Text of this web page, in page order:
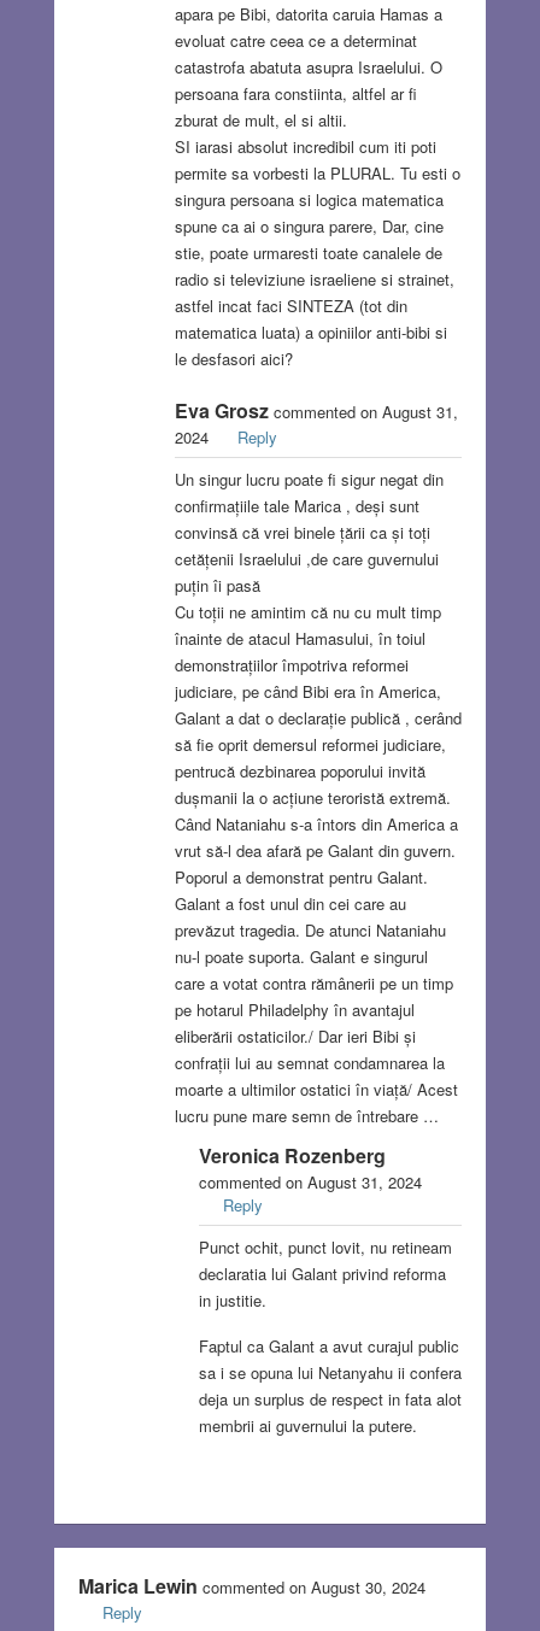
apara pe Bibi, datorita caruia Hamas a
evoluat catre ceea ce a determinat
catastrofa abatuta asupra Israelului. O
persoana fara constiinta, altfel ar fi
zburat de mult, el si altii.
SI iarasi absolut incredibil cum iti poti
permite sa vorbesti la PLURAL. Tu esti o
singura persoana si logica matematica
spune ca ai o singura parere, Dar, cine
stie, poate urmaresti toate canalele de
radio si televiziune israeliene si strainet,
astfel incat faci SINTEZA (tot din
matematica luata) a opiniilor anti-bibi si
le desfasori aici?
Eva Groszcommented on August 31,
2024
Reply
Un singur lucru poate fi sigur negat din
confirmațiile tale Marica , deși sunt
convinsă că vrei binele țării ca și toți
cetățenii Israelului ,de care guvernului
puțin îi pasă
Cu toții ne amintim că nu cu mult timp
înainte de atacul Hamasului, în toiul
demonstrațiilor împotriva reformei
judiciare, pe când Bibi era în America,
Galant a dat o declarație publică , cerând
să fie oprit demersul reformei judiciare,
pentrucă dezbinarea poporului invită
dușmanii la o acțiune teroristă extremă.
Când Nataniahu s-a întors din America a
vrut să-l dea afară pe Galant din guvern.
Poporul a demonstrat pentru Galant.
Galant a fost unul din cei care au
prevăzut tragedia. De atunci Nataniahu
nu-l poate suporta. Galant e singurul
care a votat contra rămânerii pe un timp
pe hotarul Philadelphy în avantajul
eliberării ostaticilor./ Dar ieri Bibi și
confrații lui au semnat condamnarea la
moarte a ultimilor ostatici în viață/ Acest
lucru pune mare semn de întrebare …
Veronica Rozenberg
commented on August 31, 2024
Reply
Punct ochit, punct lovit, nu retineam
declaratia lui Galant privind reforma
in justitie.
Faptul ca Galant a avut curajul public
sa i se opuna lui Netanyahu ii confera
deja un surplus de respect in fata alot
membrii ai guvernului la putere.
Marica Lewin commented on August 30, 2024
Reply